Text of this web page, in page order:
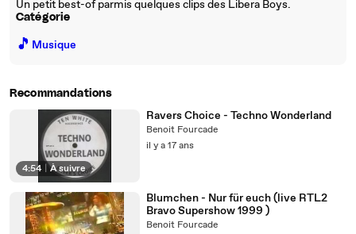
Un petit best-of parmis quelques clips des Libera Boys.
Catégorie
🎵 Musique
Recommandations
4:54 À suivre
Ravers Choice - Techno Wonderland
Benoit Fourcade
il y a 17 ans
Blumchen - Nur für euch (live RTL2
Bravo Supershow 1999 )
Benoit Fourcade